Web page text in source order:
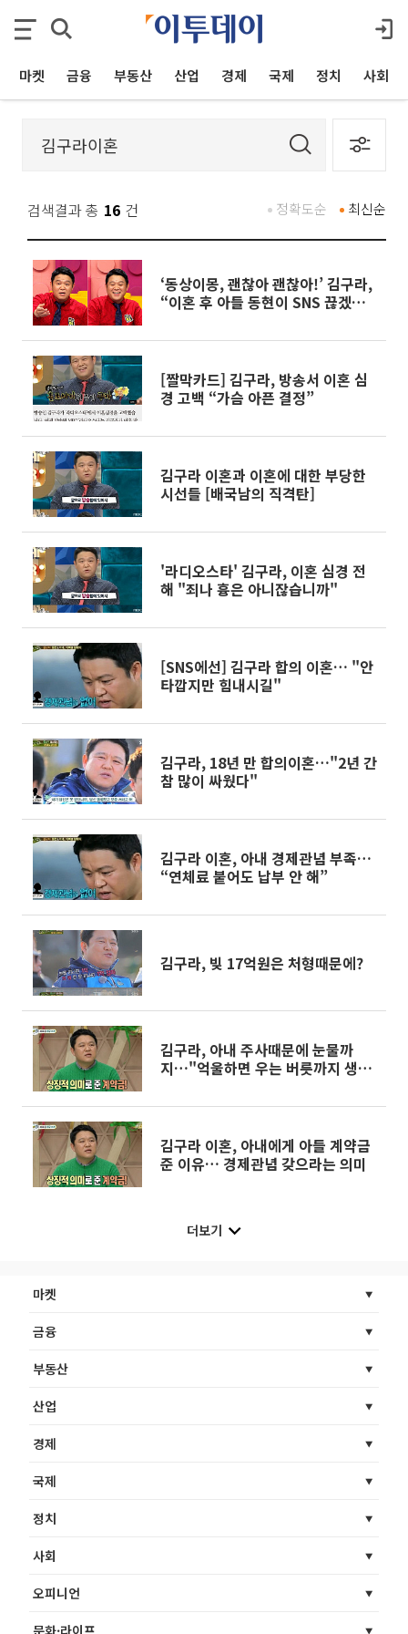
마켓 금융 부동산 산업 경제 국제 정치 사회
검색결과 총 16 건 최신순
정확도순
‘동상이몽, 괜찮아 괜찮아!’ 김구라,
“이혼 후 아들 동현이 SNS 끊겠다
[짤막카드] 김구라, 방송서 이혼 심
경 고백 “가슴 아픈 결정”
김구라 이혼과 이혼에 대한 부당한
시선들 [배국남의 직격탄]
'라디오스타' 김구라, 이혼 심경 전
해 "죄나 흉은 아니잖습니까"
[SNS에선] 김구라 합의 이혼… "안
타깝지만 힘내시길"
김구라, 18년 만 합의이혼…"2년 간
참 많이 싸웠다"
김구라 이혼, 아내 경제관념 부족…
“연체료 붙어도 납부 안 해”
김구라, 빚 17억원은 처형때문에?
김구라, 아내 주사때문에 눈물까
지…"억울하면 우는 버릇까지 생
김구라 이혼, 아내에게 아들 계약금
준 이유… 경제관념 갖으라는 의미
더보기
마켓
금융
부동산
산업
경제
국제
정치
사회
오피니언
문화·라이프